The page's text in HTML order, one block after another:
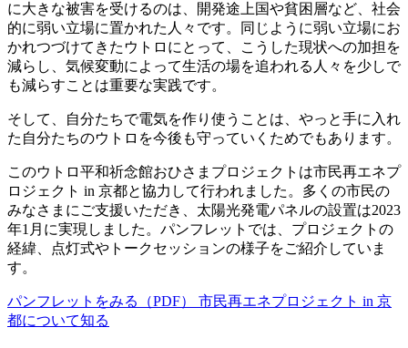
に大きな被害を受けるのは、開発途上国や貧困層など、社会
的に弱い立場に置かれた人々です。同じように弱い立場にお
かれつづけてきたウトロにとって、こうした現状への加担を
減らし、気候変動によって生活の場を追われる人々を少しで
も減らすことは重要な実践です。
そして、自分たちで電気を作り使うことは、やっと手に入れ
た自分たちのウトロを今後も守っていくためでもあります。
このウトロ平和祈念館おひさまプロジェクトは市民再エネプ
ロジェクト in 京都と協力して行われました。多くの市民の
みなさまにご支援いただき、太陽光発電パネルの設置は2023
年1月に実現しました。パンフレットでは、プロジェクトの
経緯、点灯式やトークセッションの様子をご紹介していま
す。
パンフレットをみる（PDF） 市民再エネプロジェクト in 京
都について知る